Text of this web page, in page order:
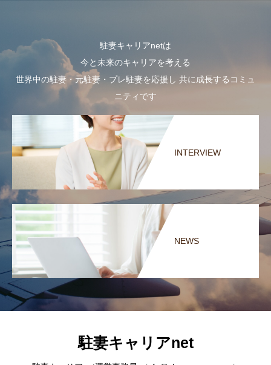
駐妻キャリアnetは
今と未来のキャリアを考える
世界中の駐妻・元駐妻・プレ駐妻を応援し 共に成長するコミュ
ニティです
INTERVIEW
NEWS
駐妻キャリアnet